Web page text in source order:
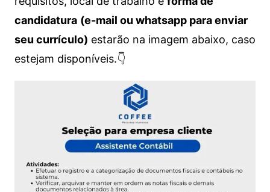
candidatura (e-mail ou whatsapp para enviar
seu currículo) estarão na imagem abaixo, caso
estejam disponíveis.👇